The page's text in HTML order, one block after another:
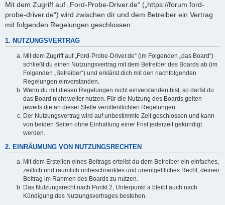
Mit dem Zugriff auf „Ford-Probe-Driver.de“ („https://forum.ford-
probe-driver.de“) wird zwischen dir und dem Betreiber ein Vertrag
mit folgenden Regelungen geschlossen:
1. NUTZUNGSVERTRAG
Mit dem Zugriff auf „Ford-Probe-Driver.de“ (im Folgenden „das Board“)
schließt du einen Nutzungsvertrag mit dem Betreiber des Boards ab (im
Folgenden „Betreiber“) und erklärst dich mit den nachfolgenden
Regelungen einverstanden.
Wenn du mit diesen Regelungen nicht einverstanden bist, so darfst du
das Board nicht weiter nutzen. Für die Nutzung des Boards gelten
jeweils die an dieser Stelle veröffentlichten Regelungen.
Der Nutzungsvertrag wird auf unbestimmte Zeit geschlossen und kann
von beiden Seiten ohne Einhaltung einer Frist jederzeit gekündigt
werden.
2. EINRÄUMUNG VON NUTZUNGSRECHTEN
Mit dem Erstellen eines Beitrags erteilst du dem Betreiber ein einfaches,
zeitlich und räumlich unbeschränktes und unentgeltliches Recht, deinen
Beitrag im Rahmen des Boards zu nutzen.
Das Nutzungsrecht nach Punkt 2, Unterpunkt a bleibt auch nach
Kündigung des Nutzungsvertrages bestehen.